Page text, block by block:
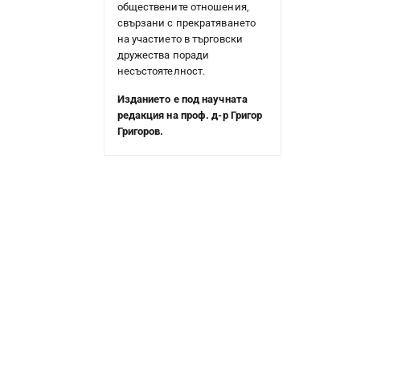
обществените отношения,
свързани с прекратяването
на участието в търговски
дружества поради
несъстоятелност.
Изданието е под научната
редакция на проф. д-р Григор
Григоров.